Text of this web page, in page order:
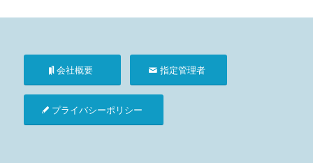
会社概要 指定管理者
プライバシーポリシー